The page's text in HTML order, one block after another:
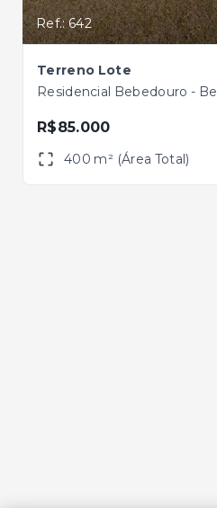
Ref.: 642
Terreno Lote
Residencial Bebedouro -
R$85.000
400 m² (Área Total)